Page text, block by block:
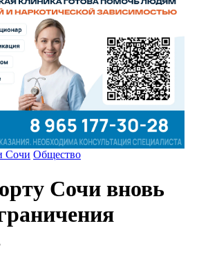
Сочи Общество
Сочи вновь